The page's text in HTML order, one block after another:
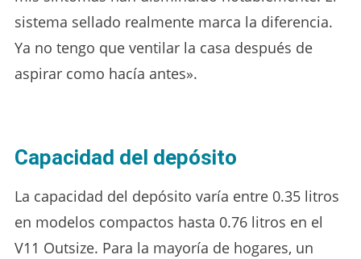
sistema sellado realmente marca la diferencia.
Ya no tengo que ventilar la casa después de
aspirar como hacía antes».
Capacidad del depósito
La capacidad del depósito varía entre 0.35 litros
en modelos compactos hasta 0.76 litros en el
V11 Outsize. Para la mayoría de hogares, un